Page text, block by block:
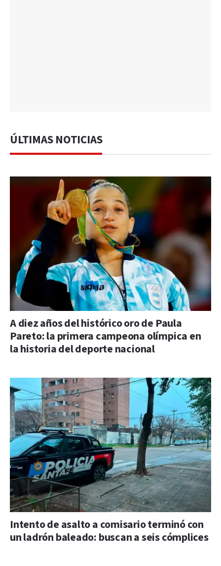
ÚLTIMAS NOTICIAS
A diez años del histórico oro de Paula
Pareto: la primera campeona olímpica en
la historia del deporte nacional
Intento de asalto a comisario terminó con
un ladrón baleado: buscan a seis cómplices